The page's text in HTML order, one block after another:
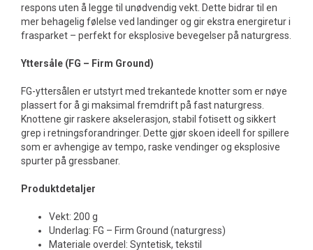
respons uten å legge til unødvendig vekt. Dette bidrar til en
mer behagelig følelse ved landinger og gir ekstra energiretur i
frasparket – perfekt for eksplosive bevegelser på naturgress.
Yttersåle (FG – Firm Ground)
FG-yttersålen er utstyrt med trekantede knotter som er nøye
plassert for å gi maksimal fremdrift på fast naturgress.
Knottene gir raskere akselerasjon, stabil fotisett og sikkert
grep i retningsforandringer. Dette gjør skoen ideell for spillere
som er avhengige av tempo, raske vendinger og eksplosive
spurter på gressbaner.
Produktdetaljer
Vekt: 200 g
Underlag: FG – Firm Ground (naturgress)
Materiale overdel: Syntetisk, tekstil